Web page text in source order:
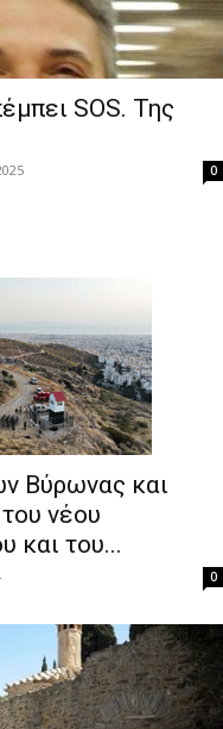
SOS. Της
0
Βύρωνας και
νέου
και του...
0